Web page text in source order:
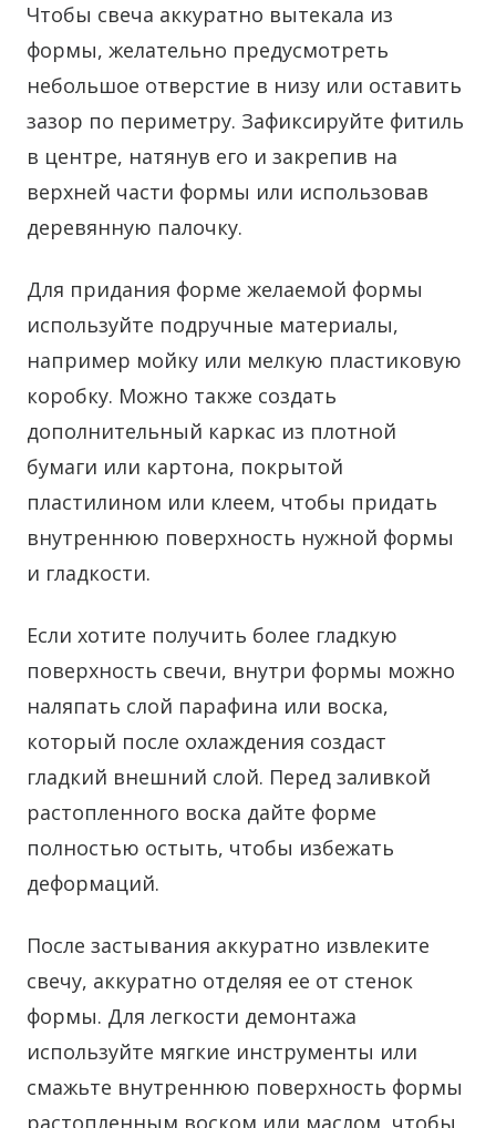
Чтобы свеча аккуратно вытекала из
формы, желательно предусмотреть
небольшое отверстие в низу или оставить
зазор по периметру. Зафиксируйте фитиль
в центре, натянув его и закрепив на
верхней части формы или использовав
деревянную палочку.
Для придания форме желаемой формы
используйте подручные материалы,
например мойку или мелкую пластиковую
коробку. Можно также создать
дополнительный каркас из плотной
бумаги или картона, покрытой
пластилином или клеем, чтобы придать
внутреннюю поверхность нужной формы
и гладкости.
Если хотите получить более гладкую
поверхность свечи, внутри формы можно
наляпать слой парафина или воска,
который после охлаждения создаст
гладкий внешний слой. Перед заливкой
растопленного воска дайте форме
полностью остыть, чтобы избежать
деформаций.
После застывания аккуратно извлеките
свечу, аккуратно отделяя ее от стенок
формы. Для легкости демонтажа
используйте мягкие инструменты или
смажьте внутреннюю поверхность формы
растопленным воском или маслом, чтобы